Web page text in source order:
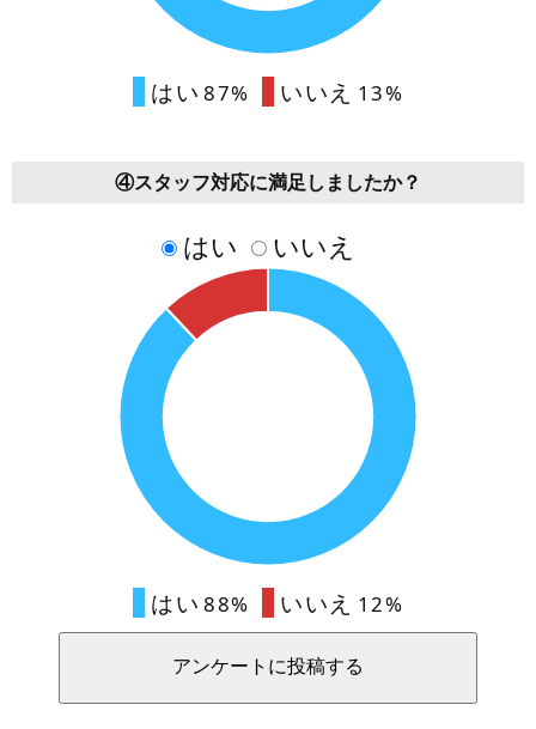
はい 87% いいえ 13%
④スタッフ対応に満足しましたか？
はい いいえ
はい 88% いいえ 12%